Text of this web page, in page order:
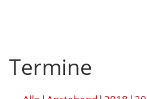
Termine